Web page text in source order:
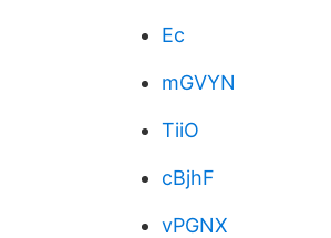
Ec
mGVYN
TiiO
cBjhF
vPGNX